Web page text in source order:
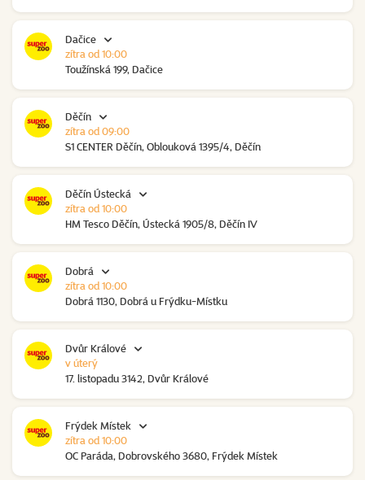
Dačice
Toužínská 199, Dačice
zítra od 10:00
Děčín
S1 CENTER Děčín, Oblouková 1395/4, Děčín
zítra od 09:00
Děčín Ústecká
HM Tesco Děčín, Ústecká 1905/8, Děčín IV
zítra od 10:00
Dobrá
Dobrá 1130, Dobrá u Frýdku-Místku
zítra od 10:00
Dvůr Králové
17. listopadu 3142, Dvůr Králové
v úterý
Frýdek Místek
OC Paráda, Dobrovského 3680, Frýdek Místek
zítra od 10:00